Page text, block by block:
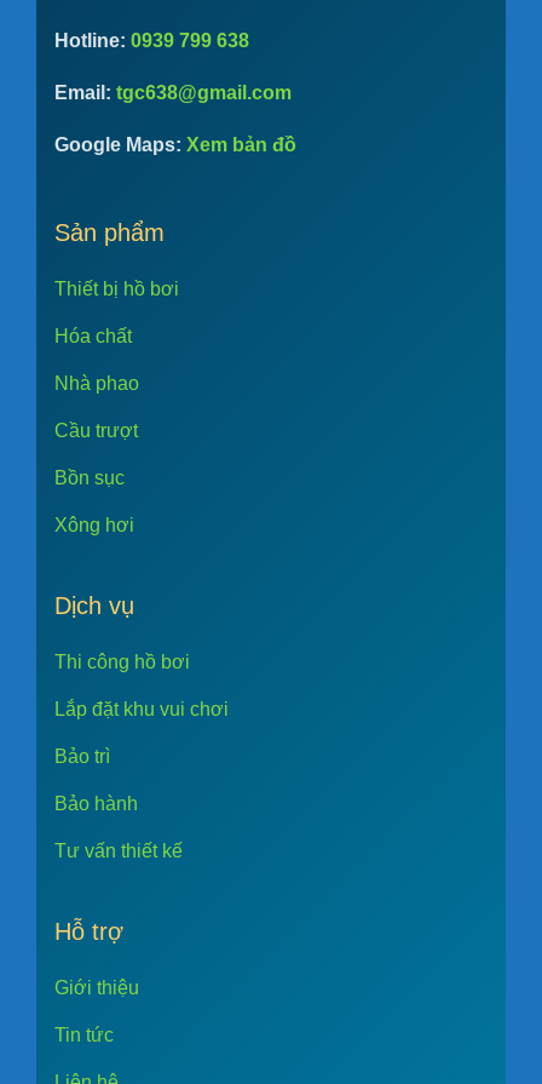
Hotline: 0939 799 638
Email: tgc638@gmail.com
Google Maps: Xem bản đồ
Sản phẩm
Thiết bị hồ bơi
Hóa chất
Nhà phao
Cầu trượt
Bồn sục
Xông hơi
Dịch vụ
Thi công hồ bơi
Lắp đặt khu vui chơi
Bảo trì
Bảo hành
Tư vấn thiết kế
Hỗ trợ
Giới thiệu
Tin tức